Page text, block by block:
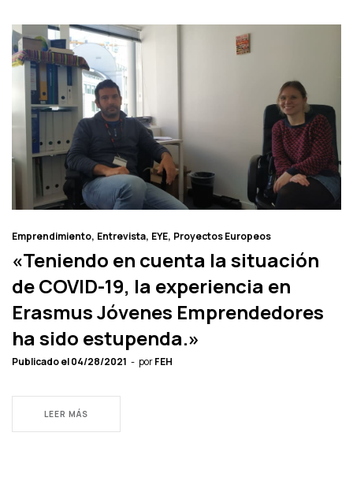
Emprendimiento Entrevista EYE Proyectos Europeos
«Teniendo en cuenta la situación
de COVID-19, la experiencia en
Erasmus Jóvenes Emprendedores
ha sido estupenda.»
Publicado el04/28/2021 porFEH
LEER MÁS